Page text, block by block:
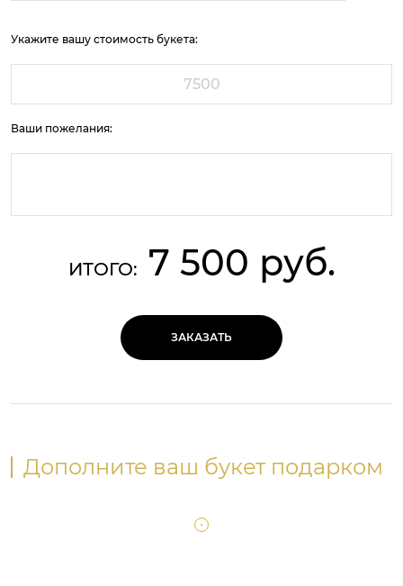
Укажите вашу стоимость букета:
Ваши пожелания:
ИТОГО: 7 500 руб.
ЗАКАЗАТЬ
Дополните ваш букет подарком